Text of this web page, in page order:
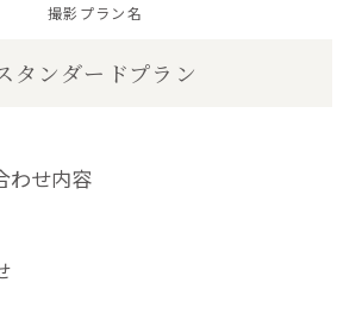
撮影プラン名
タンダードプラン
わせ内容